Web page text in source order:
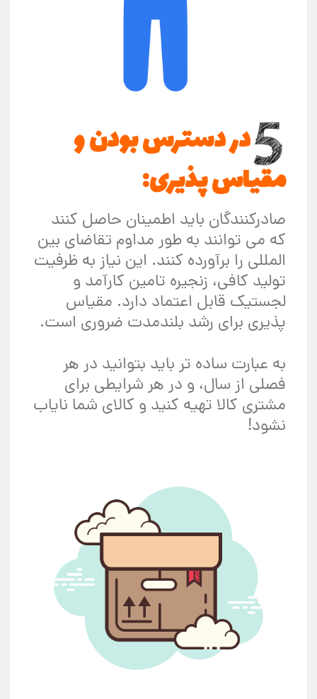
در دسترس بودن و
مقیاس پذیری:
صادرکنندگان باید اطمینان حاصل کنند
که می توانند به طور مداوم تقاضای بین
المللی را برآورده کنند. این نیاز به ظرفیت
تولید کافی، زنجیره تامین کارآمد و
لجستیک قابل اعتماد دارد. مقیاس
پذیری برای رشد بلندمدت ضروری است.
به عبارت ساده تر باید بتوانید در هر
فصلی از سال، و در هر شرایطی برای
مشتری کالا تهیه کنید و کالای شما نایاب
نشود!